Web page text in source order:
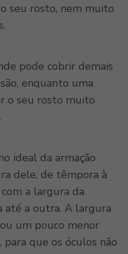
seu rosto, nem muito
pode cobrir demais
enquanto uma
o seu rosto muito
ideal da armação
dele, de têmpora à
a largura da
até a outra. A largura
um pouco menor
que os óculos não